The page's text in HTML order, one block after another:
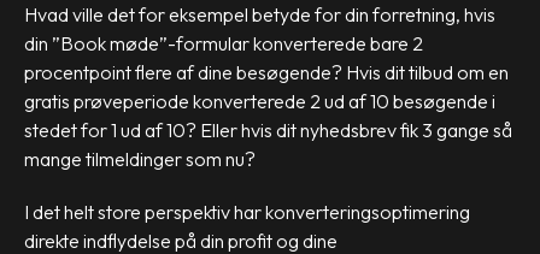
Hvad ville det for eksempel betyde for din forretning, hvis
din ”Book møde”-formular konverterede bare 2
procentpoint flere af dine besøgende? Hvis dit tilbud om en
gratis prøveperiode konverterede 2 ud af 10 besøgende i
stedet for 1 ud af 10? Eller hvis dit nyhedsbrev fik 3 gange så
mange tilmeldinger som nu?
I det helt store perspektiv har konverteringsoptimering
direkte indflydelse på din profit og dine